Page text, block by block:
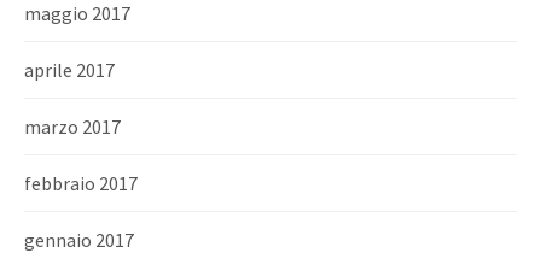
maggio 2017
aprile 2017
marzo 2017
febbraio 2017
gennaio 2017